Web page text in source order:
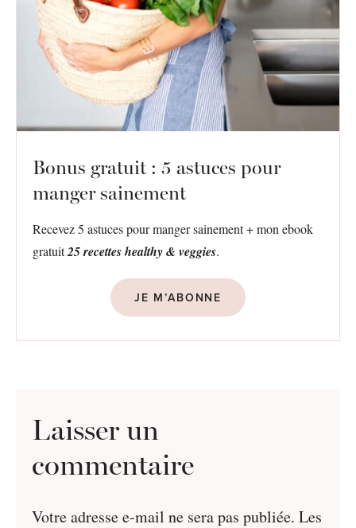
Bonus gratuit : 5 astuces pour
manger sainement
Recevez 5 astuces pour manger sainement + mon ebook
gratuit25 recettes healthy & veggies.
JE M’ABONNE
Laisser un
commentaire
Votre adresse e-mail ne sera pas publiée. Les